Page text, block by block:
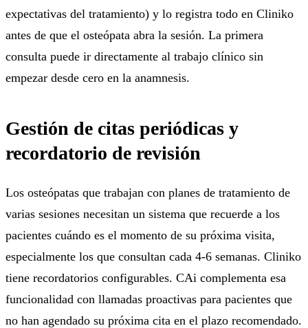
expectativas del tratamiento) y lo registra todo en Cliniko
antes de que el osteópata abra la sesión. La primera
consulta puede ir directamente al trabajo clínico sin
empezar desde cero en la anamnesis.
Gestión de citas periódicas y
recordatorio de revisión
Los osteópatas que trabajan con planes de tratamiento de
varias sesiones necesitan un sistema que recuerde a los
pacientes cuándo es el momento de su próxima visita,
especialmente los que consultan cada 4-6 semanas. Cliniko
tiene recordatorios configurables. CAi complementa esa
funcionalidad con llamadas proactivas para pacientes que
no han agendado su próxima cita en el plazo recomendado.